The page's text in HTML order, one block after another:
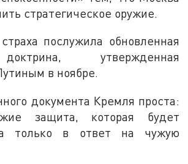
стратегическое оружие.
послужила обновленная
утвержденная
в ноябре.
документа Кремля проста:
защита, которая будет
только в ответ на чужую